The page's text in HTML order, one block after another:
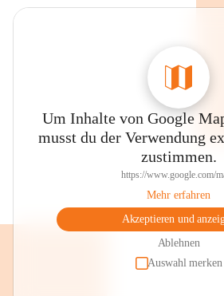
Um Inhalte von Google
musst du der Verwendung
zustimmen.
https://www.google.com/
Mehr erfahren
Akzeptieren und
Ablehnen
Auswahl merken